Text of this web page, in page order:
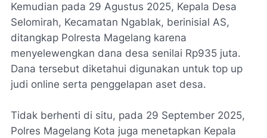
Kemudian pada 29 Agustus 2025, Kepala Desa
Selomirah, Kecamatan Ngablak, berinisial AS,
ditangkap Polresta Magelang karena
menyelewengkan dana desa senilai Rp935 juta.
Dana tersebut diketahui digunakan untuk top up
judi online serta penggelapan aset desa.
Tidak berhenti di situ, pada 29 September 2025,
Polres Magelang Kota juga menetapkan Kepala